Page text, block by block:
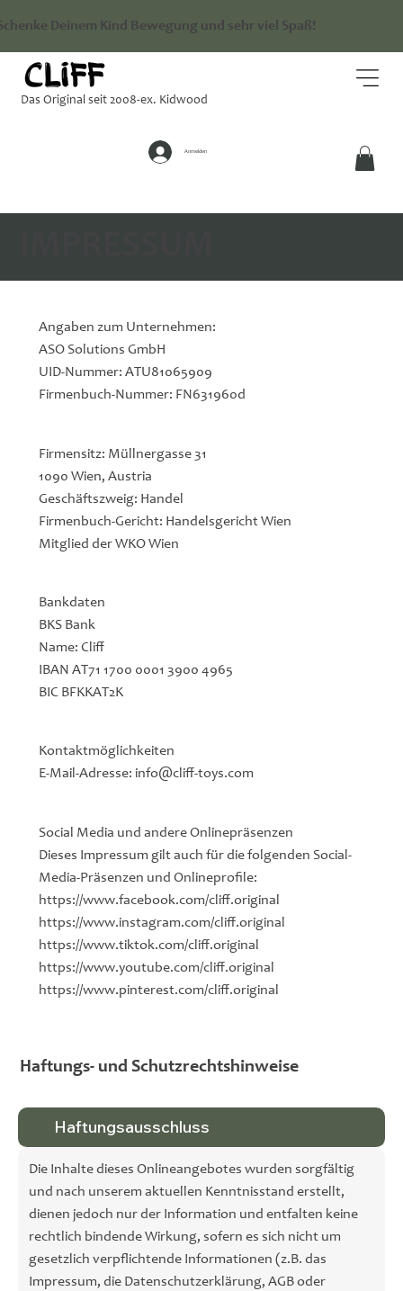
Deinem Kind Bewegung und sehr viel Spaß!
Anmelden
Das Original seit 2008-ex. Kidwood
Haftungs- und Schutzrechtshinweise
Haftungsausschluss
Die Inhalte dieses Onlineangebotes wurden sorgfältig
und nach unserem aktuellen Kenntnisstand erstellt,
dienen jedoch nur der Information und entfalten keine
rechtlich bindende Wirkung, sofern es sich nicht um
gesetzlich verpflichtende Informationen (z.B. das
Impressum, die Datenschutzerklärung, AGB oder
Angaben zum Unternehmen:
ASO Solutions GmbH
UID-Nummer: ATU81065909
Firmenbuch-Nummer: FN631960d
Firmensitz: Müllnergasse 31
1090 Wien, Austria
Geschäftszweig: Handel
Firmenbuch-Gericht: Handelsgericht Wien
Mitglied der WKO Wien
Bankdaten
BKS Bank
Name: Cliff
IBAN AT71 1700 0001 3900 4965
BIC BFKKAT2K
Kontaktmöglichkeiten
E-Mail-Adresse: info@cliff-toys.com
Social Media und andere Onlinepräsenzen
Dieses Impressum gilt auch für die folgenden Social-
Media-Präsenzen und Onlineprofile:
https://www.facebook.com/cliff.original
https://www.instagram.com/cliff.original
https://www.tiktok.com/cliff.original
https://www.youtube.com/cliff.original
https://www.pinterest.com/cliff.original